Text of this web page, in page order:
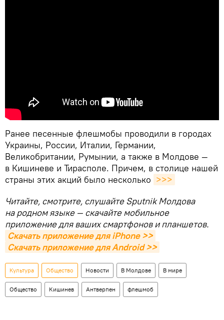
Ранее песенные флешмобы проводили в городах
Украины, России, Италии, Германии,
Великобритании, Румынии, а также в Молдове —
в Кишиневе и Тирасполе. Причем, в столице нашей
страны этих акций было несколько >>>
Читайте, смотрите, слушайте Sputnik Молдова
на родном языке — скачайте мобильное
приложение для ваших смартфонов и планшетов.
Скачать приложение для iPhone >>
Скачать приложение для Android >>
Культура Общество Новости В Молдове В мире
Общество Кишинев Антверпен флешмоб